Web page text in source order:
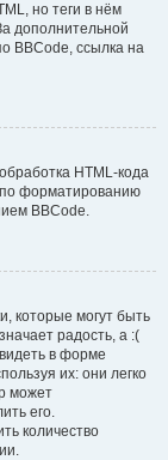
но теги в нём
дополнительной
BBCode, ссылка на
HTML-кода
форматированию
BBCode.
которые могут быть
радость, а :(
в форме
их: они легко
может
его.
количество